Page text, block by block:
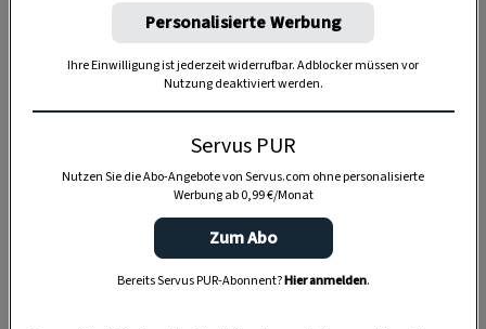
Anzeige
Personalisierte Werbung
Ihre Einwilligung ist jederzeit widerrufbar. Adblocker müssen vor
Nutzung deaktiviert werden.
Servus PUR
Nutzen Sie die Abo-Angebote von Servus.com ohne personalisierte
Werbung ab 0,99 €/Monat
Zum Abo
Bereits Servus PUR-Abonnent?Hier anmelden.